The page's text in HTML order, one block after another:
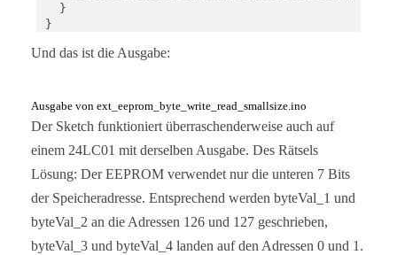
  }
}
void loop(){}
  uint8_t i2cAddr = I2C_ADDRESS + addr/256;
  uint8_t blockAddr = addr%256;
  Wire.beginTransmission(i2cAddr);
  Wire.write(blockAddr);
  Wire.write(byteToWrite);
  Wire.endTransmission();
  delay(5); // important!
Und das ist die Ausgabe:
Ausgabe von ext_eeprom_byte_write_read_smallsize.ino
Der Sketch funktioniert überraschenderweise auch auf
einem 24LC01 mit derselben Ausgabe. Des Rätsels
Lösung: Der EEPROM verwendet nur die unteren 7 Bits
der Speicheradresse. Entsprechend werden byteVal_1 und
byteVal_2 an die Adressen 126 und 127 geschrieben,
byteVal_3 und byteVal_4 landen auf den Adressen 0 und 1.